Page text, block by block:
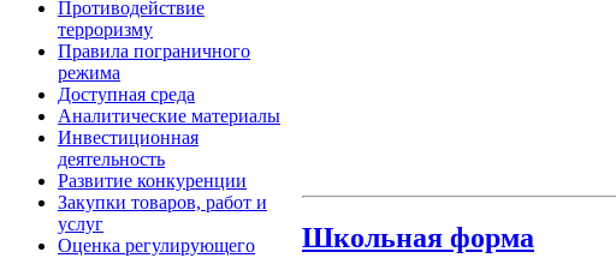
Противодействие
терроризму
Правила пограничного
режима
Доступная среда
Аналитические материалы
Инвестиционная
деятельность
Развитие конкуренции
Закупки товаров, работ и
услуг
Оценка регулирующего
Школьная форма